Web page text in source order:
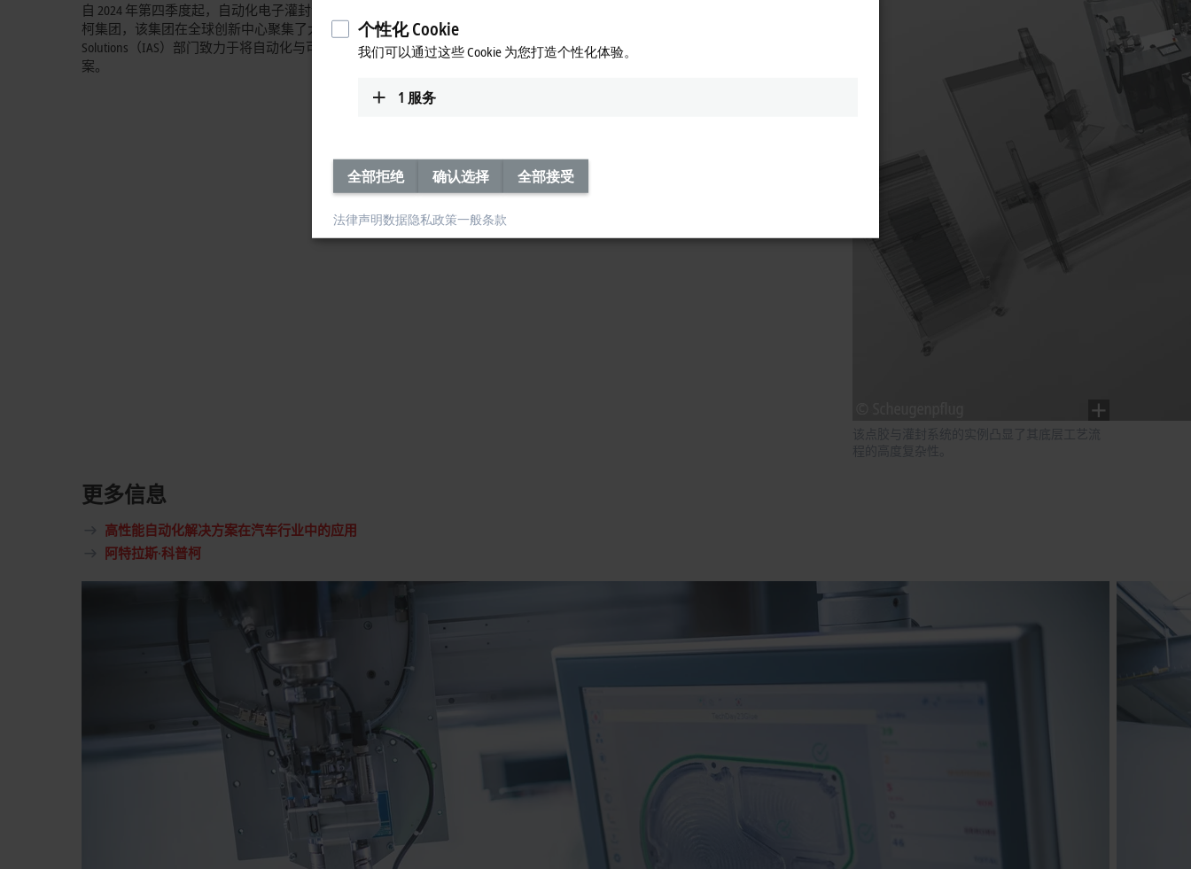
自 2024 年第四季度起，自动化电子灌封领域的专家肖根福罗格以阿特拉斯·科普柯公司的名义继续运营。它隶属于阿特拉斯·科普
柯集团，该集团在全球创新中心聚集了大量顶尖人才、先进技术、卓越创新能力和深厚专业知识。集团旗下的 Assembly
Solutions（IAS）部门致力于将自动化与可持续性相结合，开发出旨在优化电子与汽车行业生产流程的一系列先进技术和解决方
案。
更多信息
高性能自动化解决方案在汽车行业中的应用
阿特拉斯·科普柯
个性化 Cookie
我们可以通过这些 Cookie 为您打造个性化体验。
1 服务
全部拒绝 确认选择 全部接受
法律声明数据隐私政策一般条款